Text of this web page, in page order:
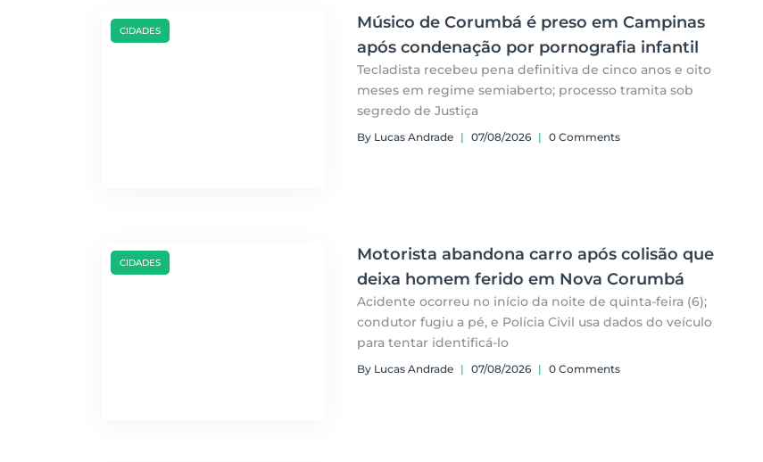
CIDADES
Músico de Corumbá é preso em Campinas
após condenação por pornografia infantil
Tecladista recebeu pena definitiva de cinco anos e oito
meses em regime semiaberto; processo tramita sob
segredo de Justiça
By Lucas Andrade | 07/08/2026 | 0 Comments
CIDADES
Motorista abandona carro após colisão que
deixa homem ferido em Nova Corumbá
Acidente ocorreu no início da noite de quinta-feira (6);
condutor fugiu a pé, e Polícia Civil usa dados do veículo
para tentar identificá-lo
By Lucas Andrade | 07/08/2026 | 0 Comments